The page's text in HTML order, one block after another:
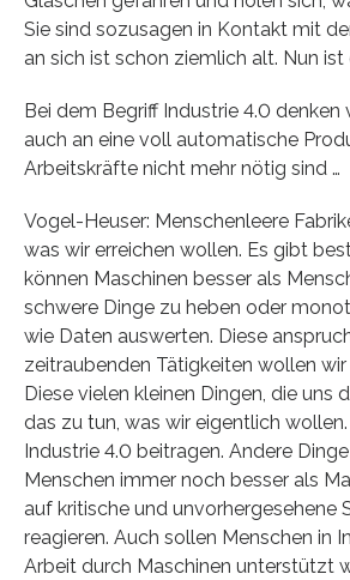
Sie sind sozusagen in Kontakt mit
an sich ist schon ziemlich alt. Nun ist
Bei dem Begriff Industrie 4.0 denken
auch an eine voll automatische
Arbeitskräfte nicht mehr nötig sind …
Vogel-Heuser: Menschenleere
was wir erreichen wollen. Es gibt
können Maschinen besser als
schwere Dinge zu heben oder
wie Daten auswerten. Diese
zeitraubenden Tätigkeiten wollen
Diese vielen kleinen Dingen, die uns
das zu tun, was wir eigentlich
Industrie 4.0 beitragen. Andere
Menschen immer noch besser als
auf kritische und unvorhergesehene
reagieren. Auch sollen Menschen in
Arbeit durch Maschinen unterstützt